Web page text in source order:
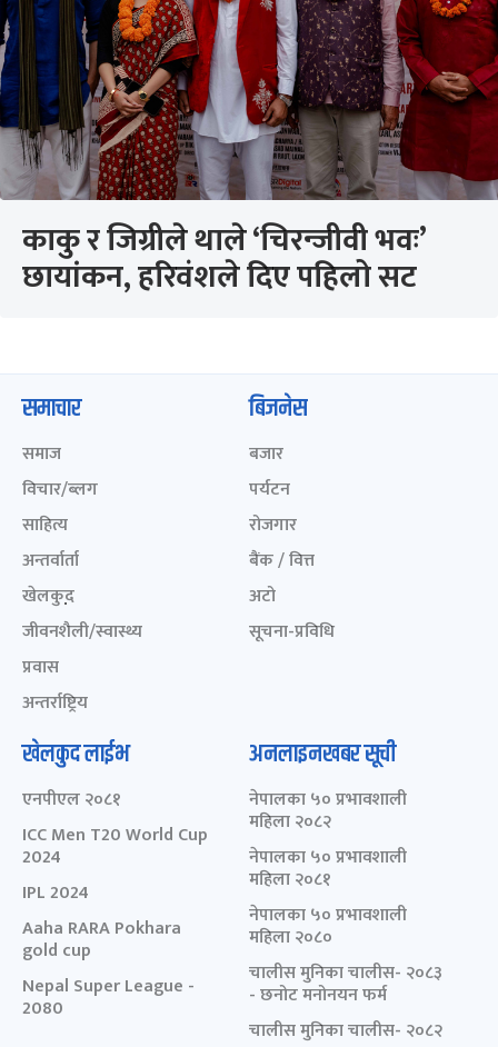
काकु र जिग्रीले थाले ‘चिरन्जीवी भवः’
छायांकन, हरिवंशले दिए पहिलो सट
समाचार
समाज
विचार/ब्लग
साहित्य
अन्तर्वार्ता
खेलकुद़़
जीवनशैली/स्वास्थ्य
प्रवास
अन्तर्राष्ट्रिय
बिजनेस
बजार
पर्यटन
रोजगार
बैंक / वित्त
अटो
सूचना-प्रविधि
खेलकुद लाईभ
एनपीएल २०८१
ICC Men T20 World Cup
2024
IPL 2024
Aaha RARA Pokhara
gold cup
Nepal Super League -
2080
अनलाइनखबर सूची
नेपालका ५० प्रभावशाली
महिला २०८२
नेपालका ५० प्रभावशाली
महिला २०८१
नेपालका ५० प्रभावशाली
महिला २०८०
चालीस मुनिका चालीस- २०८३
- छनोट मनोनयन फर्म
चालीस मुनिका चालीस- २०८२